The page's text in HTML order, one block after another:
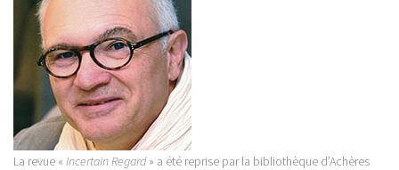
La revue « Incertain Regard» a été reprise par la bibliothèque d’Achères